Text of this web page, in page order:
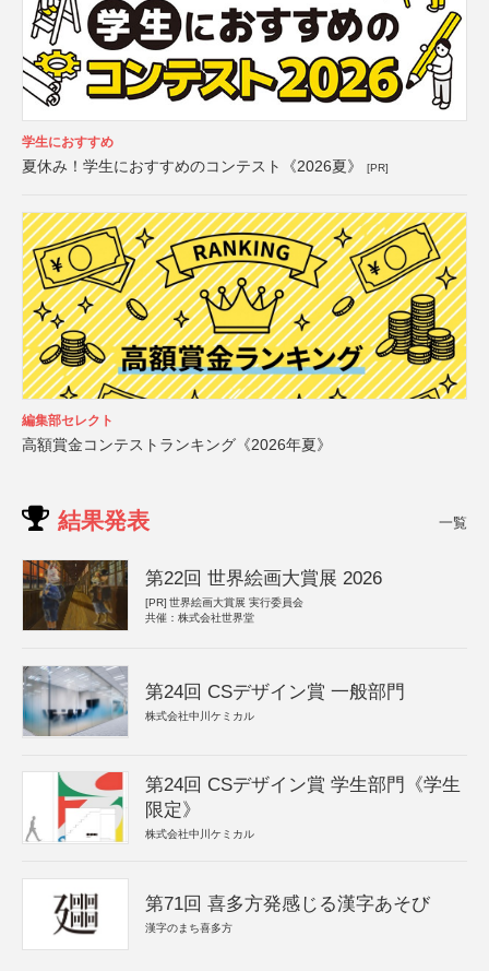
学生におすすめ
夏休み！学生におすすめのコンテスト《2026夏》 [PR]
編集部セレクト
高額賞金コンテストランキング《2026年夏》
結果発表 一覧
第22回 世界絵画大賞展 2026
[PR] 世界絵画大賞展 実行委員会
共催：株式会社世界堂
第24回 CSデザイン賞 一般部門
株式会社中川ケミカル
第24回 CSデザイン賞 学生部門《学生
限定》
株式会社中川ケミカル
第71回 喜多方発感じる漢字あそび
漢字のまち喜多方